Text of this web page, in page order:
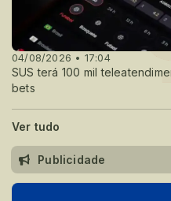
04/08/2026 • 17:04
SUS terá 100 mil
bets
Ver tudo
Publicidade